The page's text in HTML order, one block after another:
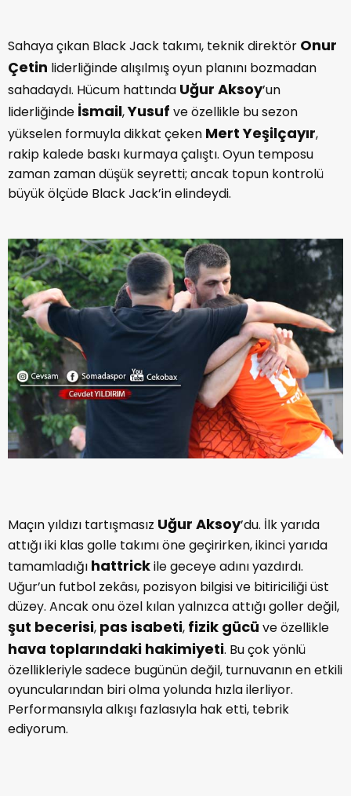
Sahaya çıkan Black Jack takımı, teknik direktör Onur
Çetin liderliğinde alışılmış oyun planını bozmadan
sahadaydı. Hücum hattında Uğur Aksoy’un
liderliğinde İsmail,Yusuf ve özellikle bu sezon
yükselen formuyla dikkat çeken Mert Yeşilçayır,
rakip kalede baskı kurmaya çalıştı. Oyun temposu
zaman zaman düşük seyretti; ancak topun kontrolü
büyük ölçüde Black Jack’in elindeydi.
Maçın yıldızı tartışmasız Uğur Aksoy’du. İlk yarıda
attığı iki klas golle takımı öne geçirirken, ikinci yarıda
tamamladığı hattrickile geceye adını yazdırdı.
Uğur’un futbol zekâsı, pozisyon bilgisi ve bitiriciliği üst
düzey. Ancak onu özel kılan yalnızca attığı goller değil,
şut becerisi, pas isabeti, fizik gücü ve özellikle
hava toplarındaki hakimiyeti. Bu çok yönlü
özellikleriyle sadece bugünün değil, turnuvanın en etkili
oyuncularından biri olma yolunda hızla ilerliyor.
Performansıyla alkışı fazlasıyla hak etti, tebrik
ediyorum.